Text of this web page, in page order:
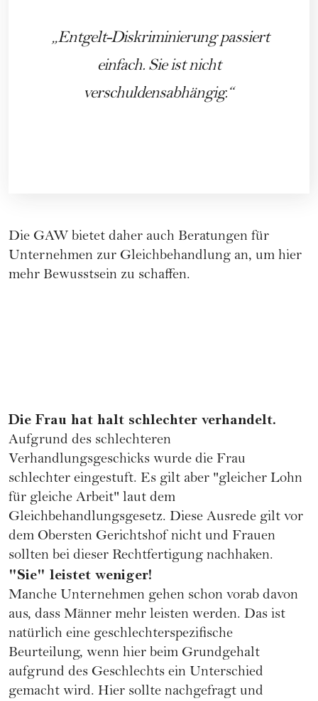
Entgelt-Diskriminierung passiert
einfach. Sie ist nicht
verschuldensabhängig.
Die GAW bietet daher auch Beratungen für
Unternehmen zur Gleichbehandlung an, um hier
mehr Bewusstsein zu schaffen.
Die Frau hat halt schlechter verhandelt.
Aufgrund des schlechteren
Verhandlungsgeschicks wurde die Frau
schlechter eingestuft. Es gilt aber "gleicher Lohn
für gleiche Arbeit" laut dem
Gleichbehandlungsgesetz. Diese Ausrede gilt vor
dem Obersten Gerichtshof nicht und Frauen
sollten bei dieser Rechtfertigung nachhaken.
"Sie" leistet weniger!
Manche Unternehmen gehen schon vorab davon
aus, dass Männer mehr leisten werden. Das ist
natürlich eine geschlechterspezifische
Beurteilung, wenn hier beim Grundgehalt
aufgrund des Geschlechts ein Unterschied
gemacht wird. Hier sollte nachgefragt und